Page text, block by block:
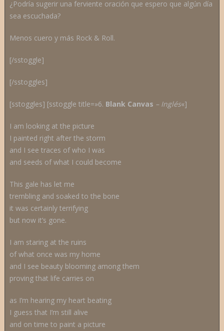
¿Podría sugerir una ferviente oración que espero que algún día
sea escuchada?
Menos cuero y más Rock & Roll.
[/sstoggle]
[/sstoggles]
[sstoggles] [sstoggle title=»6. Blank Canvas – Inglés«]
I am looking at the picture
I painted right after the storm
and I see traces of who I was
and seeds of what I could become
This gale has let me
trembling and soaked to the bone
it was certainly terrifying
but now it’s gone.
I am staring at the ruins
of what once was my home
and I see beauty blooming among them
proving that life carries on
as I’m hearing my heart beating
I guess that I’m still alive
and on time to paint a picture